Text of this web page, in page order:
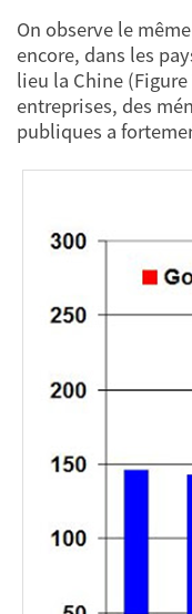
On observe le
encore, dans les
lieu la Chine
entreprises, des
publiques a